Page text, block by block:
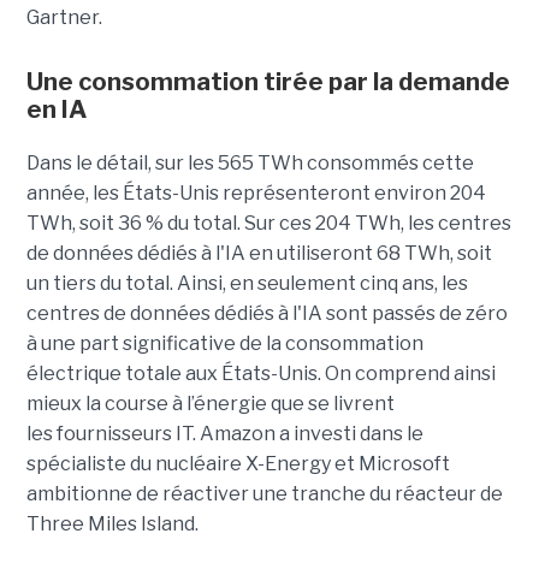
Gartner.
Une consommation tirée par la demande
en IA
Dans le détail, sur les 565 TWh consommés cette
année, les États-Unis représenteront environ 204
TWh, soit 36 ​​% du total. Sur ces 204 TWh, les centres
de données dédiés à l'IA en utiliseront 68 TWh, soit
un tiers du total. Ainsi, en seulement cinq ans, les
centres de données dédiés à l'IA sont passés de zéro
à une part significative de la consommation
électrique totale aux États-Unis. On comprend ainsi
mieux la course à l’énergie que se livrent
les fournisseurs IT. Amazon a investi dans le
spécialiste du nucléaire X-Energy et Microsoft
ambitionne de réactiver une tranche du réacteur de
Three Miles Island.